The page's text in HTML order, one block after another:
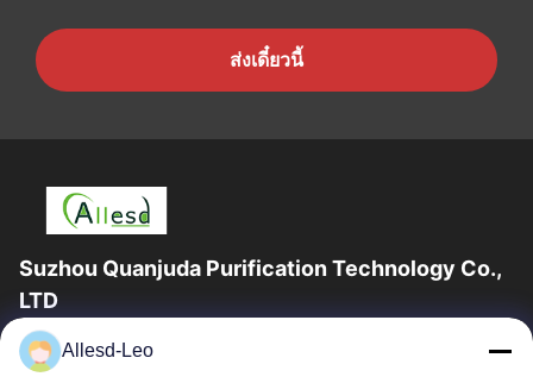
ส่งเดี๋ยวนี้
Suzhou Quanjuda Purification Technology Co.,
LTD
ประสบการณ์ 16 ปี ในฐานะผู้ผลิตและผู้ส่งออกผลิตภัณฑ์ ESD &
Cleanroom ชั้นนำ เราขอเสนออุปกรณ์และวัสดุสิ้นเปลือง ESD &
Allesd-Leo